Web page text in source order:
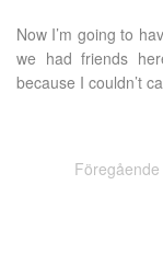
Now I’m going to
we had friends
because I couldn’t